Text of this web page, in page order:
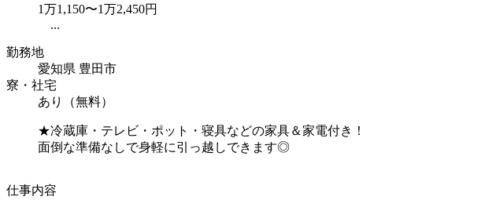
1万1,150〜1万2,450円
...
勤務地
愛知県 豊田市
寮・社宅
あり（無料）
★冷蔵庫・テレビ・ポット・寝具などの家具＆家電付き！
面倒な準備なしで身軽に引っ越しできます◎
仕事内容